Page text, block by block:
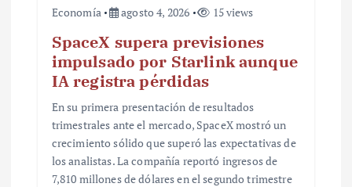
Economía agosto 4, 2026 15 views
SpaceX supera previsiones
impulsado por Starlink aunque
IA registra pérdidas
En su primera presentación de resultados
trimestrales ante el mercado, SpaceX mostró un
crecimiento sólido que superó las expectativas de
los analistas. La compañía reportó ingresos de
7,810 millones de dólares en el segundo trimestre